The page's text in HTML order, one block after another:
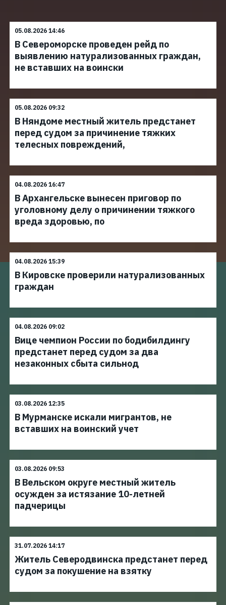
05.08.2026 14:46
В Североморске проведен рейд по
выявлению натурализованных граждан,
не вставших на воински
05.08.2026 09:32
В Няндоме местный житель предстанет
перед судом за причинение тяжких
телесных повреждений,
04.08.2026 16:47
В Архангельске вынесен приговор по
уголовному делу о причинении тяжкого
вреда здоровью, по
04.08.2026 15:39
В Кировске проверили натурализованных
граждан
04.08.2026 09:02
Вице чемпион России по бодибилдингу
предстанет перед судом за два
незаконных сбыта сильнод
03.08.2026 12:35
В Мурманске искали мигрантов, не
вставших на воинский учет
03.08.2026 09:53
В Вельском округе местный житель
осужден за истязание 10-летней
падчерицы
31.07.2026 14:17
Житель Северодвинска предстанет перед
судом за покушение на взятку